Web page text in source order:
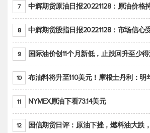
7 中辉期货原油日报20221128：原油价格持续下降，市场
8 中辉期货股指日报20221128：市场信心
9 国际油价创11个月新低，止跌回升至少
10 布油料将升至110美元！摩根士丹利：明年油
11 NYMEX原油下看73.14美元
12 国信期货日评：原油下挫，燃料油大跌